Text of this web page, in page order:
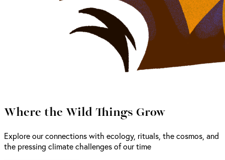
Where the Wild Things Grow
Explore our connections with ecology, rituals, the cosmos, and
the pressing climate challenges of our time